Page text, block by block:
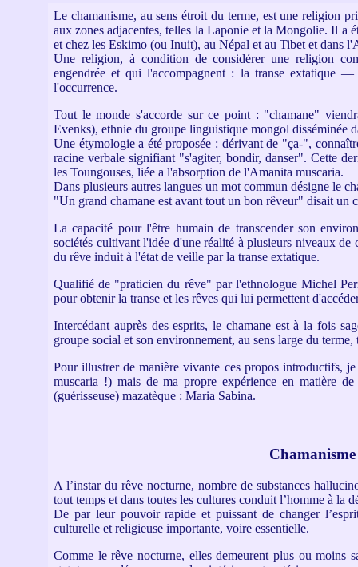
Le chamanisme, au sens étroit du terme, est une religion
aux zones adjacentes, telles la Laponie et la Mongolie. Il a
et chez les Eskimo (ou Inuit), au Népal et au Tibet et dans
Une religion, à condition de considérer une religion
engendrée et qui l'accompagnent : la transe extatique
l'occurrence.
Tout le monde s'accorde sur ce point : "chamane"
Evenks), ethnie du groupe linguistique mongol disséminée
Une étymologie a été proposée : dérivant de "ça-",
racine verbale signifiant "s'agiter, bondir, danser". Cette
les Toungouses, liée a l'absorption de l'Amanita muscaria.
Dans plusieurs autres langues un mot commun désigne le
"Un grand chamane est avant tout un bon rêveur" disait un
La capacité pour l'être humain de transcender son
sociétés cultivant l'idée d'une réalité à plusieurs niveaux
du rêve induit à l'état de veille par la transe extatique.
Qualifié de "praticien du rêve" par l'ethnologue Michel
pour obtenir la transe et les rêves qui lui permettent
Intercédant auprès des esprits, le chamane est à la fois
groupe social et son environnement, au sens large du
Pour illustrer de manière vivante ces propos introductifs,
muscaria !) mais de ma propre expérience en matière
(guérisseuse) mazatèque : Maria Sabina.
A l’instar du rêve nocturne, nombre de substances
tout temps et dans toutes les cultures conduit l’homme à la
De par leur pouvoir rapide et puissant de changer
culturelle et religieuse importante, voire essentielle.
Comme le rêve nocturne, elles demeurent plus ou moins